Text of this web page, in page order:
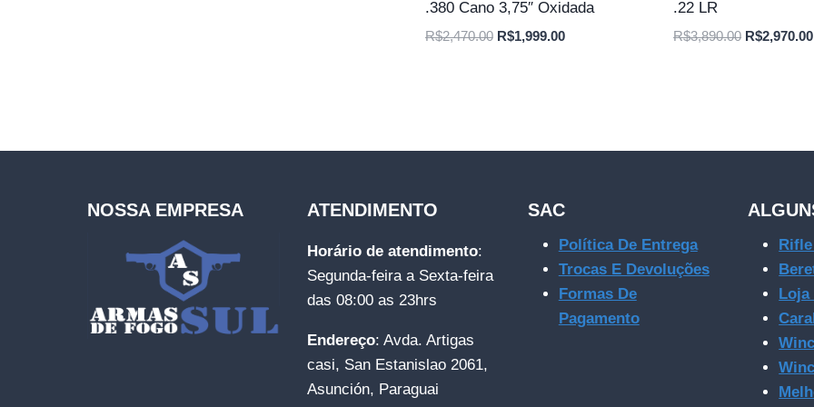
.380 Cano 3,75″ Oxidada
R$2,470.00 O
R$1,999.00O
.22 LR
R$3,890.00 O
R$2,970.00
NOSSA EMPRESA ATENDIMENTO
Horário de atendimento:
Segunda-feira a Sexta-feira
das 08:00 as 23hrs
Endereço: Avda. Artigas
casi, San Estanislao 2061,
Asunción, Paraguai
SAC
Política De Entrega
Trocas E Devoluções
Formas De
Pagamento
Loja